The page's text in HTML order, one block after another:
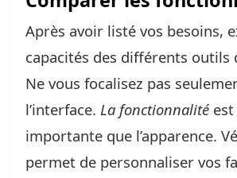
Après avoir listé vos besoins,
capacités des différents outils
Ne vous focalisez pas
l’interface. La fonctionnalité
importante que l’apparence.
permet de personnaliser vos